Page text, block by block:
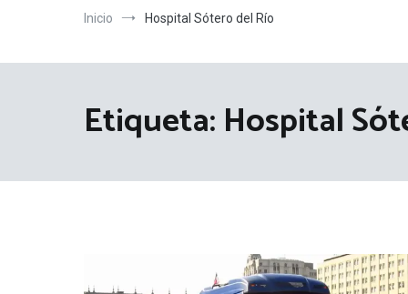
Inicio Hospital Sótero del Río
Etiqueta: Hospital